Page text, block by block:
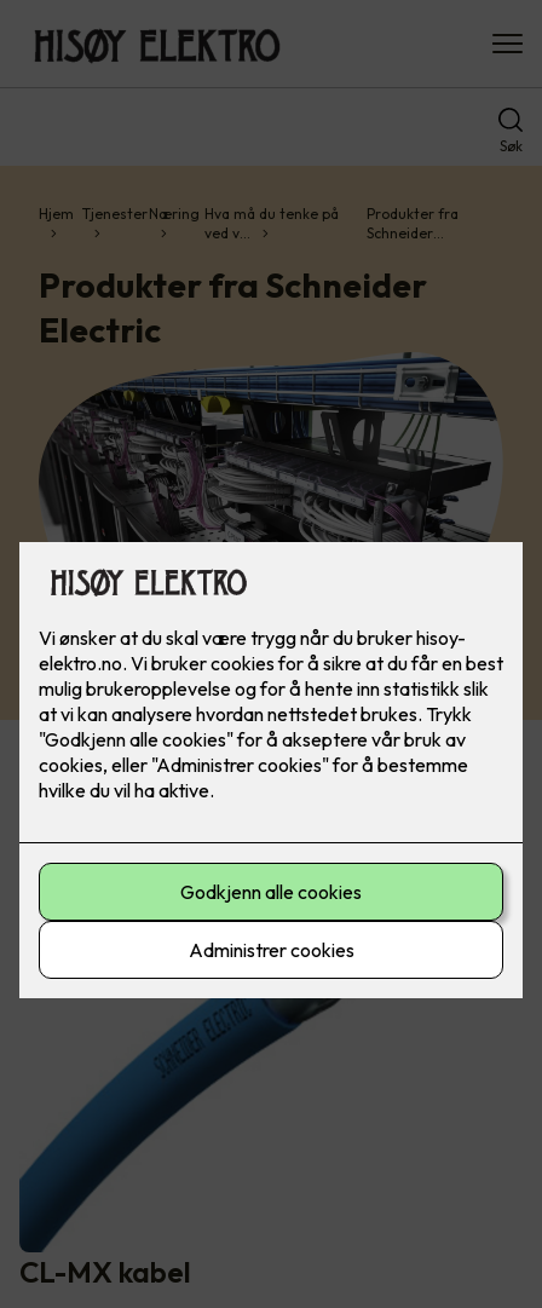
Søk
Hjem TjenesterNæring Hva må du tenke på
ved v…
Produkter fra
Schneider…
Produkter fra Schneider
Electric
CL-MX kabel